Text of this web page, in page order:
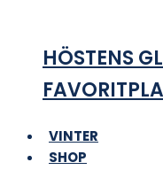
HÖSTENS
VINTER
SHOP